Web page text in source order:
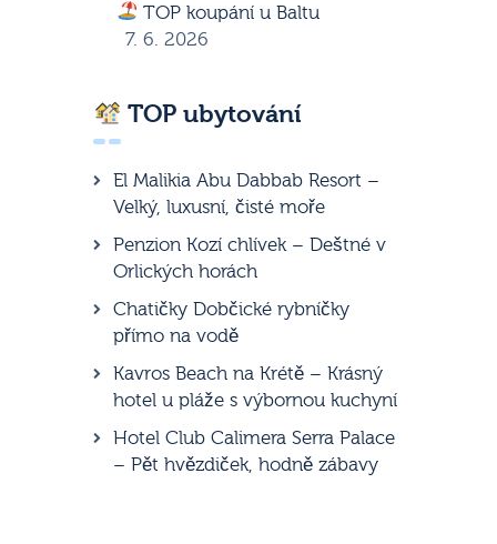
TOP koupání u Baltu
7. 6. 2026
TOP ubytování
El Malikia Abu Dabbab Resort –
Velký, luxusní, čisté moře
Penzion Kozí chlívek – Deštné v
Orlických horách
Chatičky Dobčické rybníčky
přímo na vodě
Kavros Beach na Krétě – Krásný
hotel u pláže s výbornou kuchyní
Hotel Club Calimera Serra Palace
– Pět hvězdiček, hodně zábavy